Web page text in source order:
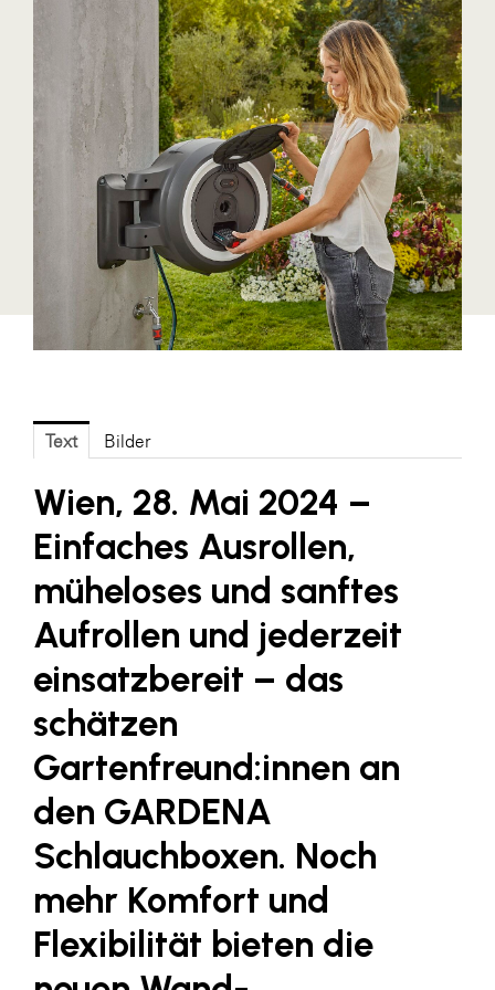
Blaguss
Bundesverband Sonnenschutztechnik
Cineplexx
Colmobil Austria
Controller Institut
Darbo
Designer Outlets Parndorf und Salzburg
DOMOFERM
Essity
FG UBIT Salzburg
foodaffairs
Fressnapf
FRoSTA
FV Energierohstoff & Kraftstoff
Gardena
Gas Connect Austria
Bauvereinigungen
Getzner Werkstoffe
Heimat Österreich
ikp
Johnson & Johnson
kosaplaner
Text Bilder
Wien, 28. Mai 2024 –
Einfaches Ausrollen,
müheloses und sanftes
Aufrollen und jederzeit
einsatzbereit – das
schätzen
Gartenfreund:innen an
den GARDENA
Schlauchboxen. Noch
mehr Komfort und
Flexibilität bieten die